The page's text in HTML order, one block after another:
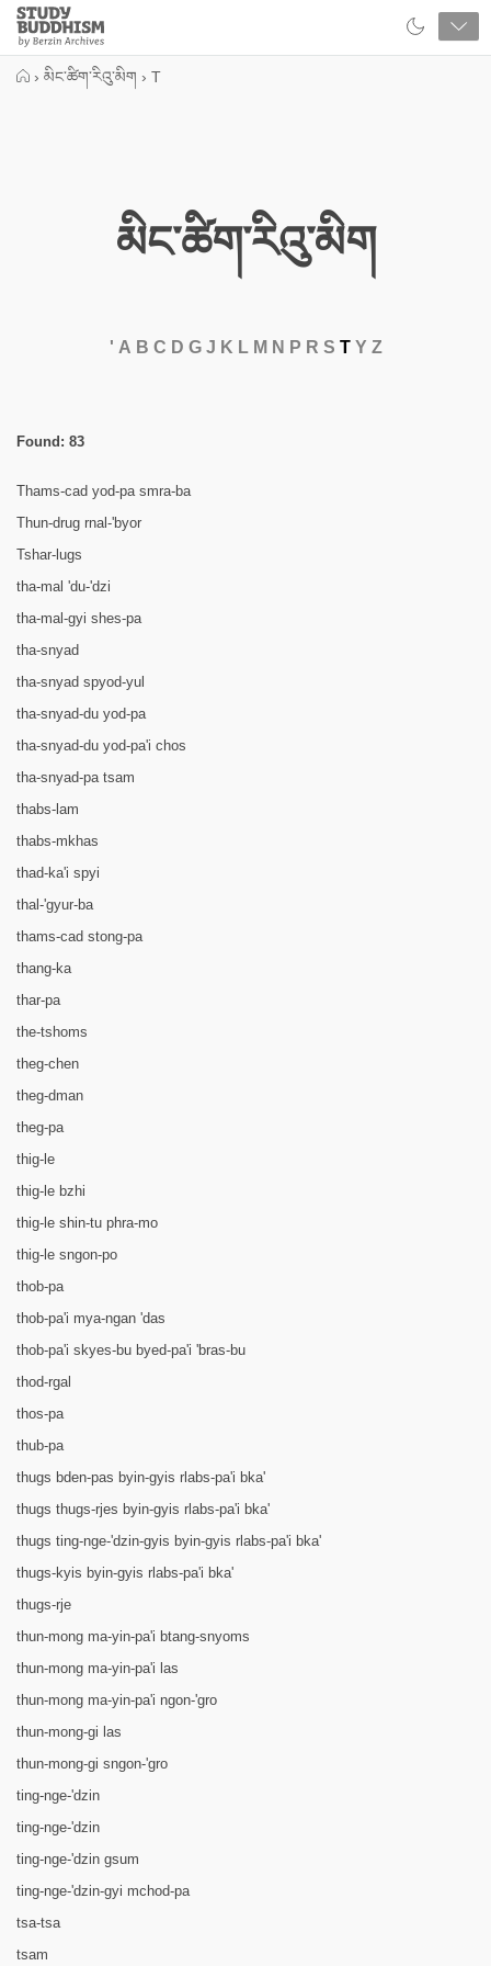
Close
Study
Buddhism
Home
› མིང་ཚིག་རིའུ་མིག › T
མིང་ཚིག་རིའུ་མིག
' A B C D G J K L M N P R S T Y Z
Found: 83
Thams-cad yod-pa smra-ba
Thun-drug rnal-'byor
Tshar-lugs
tha-mal 'du-'dzi
tha-mal-gyi shes-pa
tha-snyad
tha-snyad spyod-yul
tha-snyad-du yod-pa
tha-snyad-du yod-pa'i chos
tha-snyad-pa tsam
thabs-lam
thabs-mkhas
thad-ka'i spyi
thal-'gyur-ba
thams-cad stong-pa
thang-ka
thar-pa
the-tshoms
theg-chen
theg-dman
theg-pa
thig-le
thig-le bzhi
thig-le shin-tu phra-mo
thig-le sngon-po
thob-pa
thob-pa'i mya-ngan 'das
thob-pa'i skyes-bu byed-pa'i 'bras-bu
thod-rgal
thos-pa
thub-pa
thugs bden-pas byin-gyis rlabs-pa'i bka'
thugs thugs-rjes byin-gyis rlabs-pa'i bka'
thugs ting-nge-'dzin-gyis byin-gyis rlabs-pa'i bka'
thugs-kyis byin-gyis rlabs-pa'i bka'
thugs-rje
thun-mong ma-yin-pa'i btang-snyoms
thun-mong ma-yin-pa'i las
thun-mong ma-yin-pa'i ngon-'gro
thun-mong-gi las
thun-mong-gi sngon-'gro
ting-nge-'dzin
ting-nge-'dzin
ting-nge-'dzin gsum
ting-nge-'dzin-gyi mchod-pa
tsa-tsa
tsam